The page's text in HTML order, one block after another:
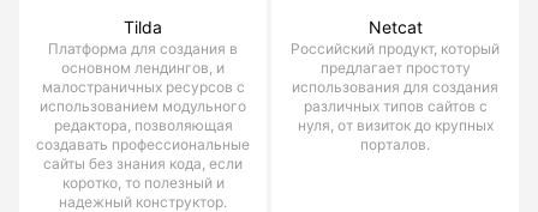
Tilda
Платформа для создания в
основном лендингов, и
малостраничных ресурсов с
использованием модульного
редактора, позволяющая
создавать профессиональные
сайты без знания кода, если
коротко, то полезный и
надежный конструктор.
Netcat
Российский продукт, который
предлагает простоту
использования для создания
различных типов сайтов с
нуля, от визиток до крупных
порталов.